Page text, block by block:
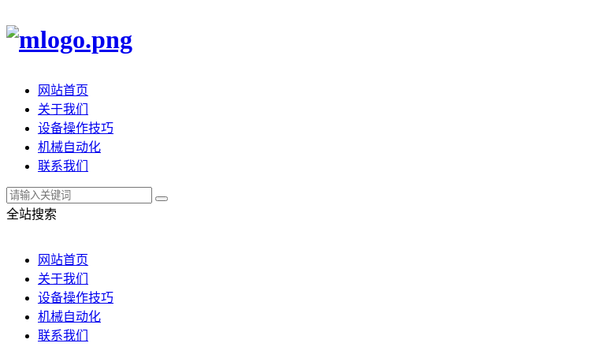
网站首页
关于我们
设备操作技巧
机械自动化
联系我们
全站搜索
网站首页
关于我们
设备操作技巧
机械自动化
联系我们